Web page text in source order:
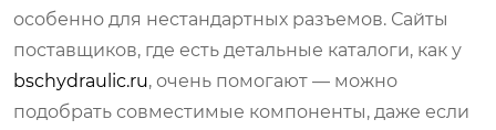
особенно для нестандартных разъемов. Сайты
поставщиков, где есть детальные каталоги, как у
bschydraulic.ru, очень помогают — можно
подобрать совместимые компоненты, даже если